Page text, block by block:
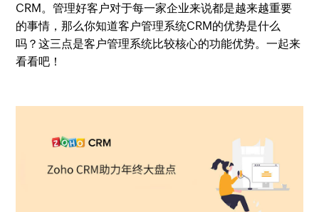
CRM。管理好客户对于每一家企业来说都是越来越重要
的事情，那么你知道客户管理系统CRM的优势是什么
吗？这三点是客户管理系统比较核心的功能优势。一起来
看看吧！